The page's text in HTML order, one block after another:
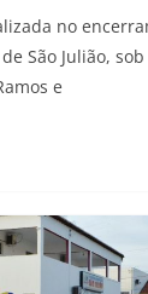
no
São Julião,
e